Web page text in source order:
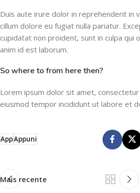
Duis aute irure dolor in reprehenderit in
cillum dolore eu fugiat nulla pariatur.
cupidatat non proident, sunt in culpa qui
anim id est laborum.
So where to from here then?
Lorem ipsum dolor sit amet,
eiusmod tempor incididunt ut labore et
AppAppuni
Mais recente